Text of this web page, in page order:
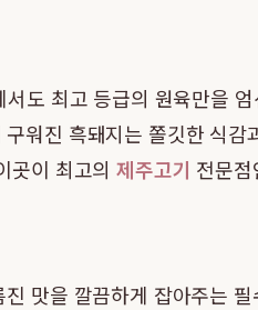
도 최고 등급의 원육만을
워진 흑돼지는 쫄깃한 식
곳이 최고의제주고기 전문
맛을 깔끔하게 잡아주는